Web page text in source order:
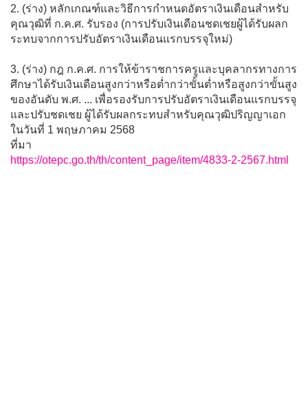
2. (ร่าง) หลักเกณฑ์และวิธีการกำหนดอัตราเงินเดือนสำหรับ
คุณวุฒิที่ ก.ค.ศ. รับรอง (การปรับเงินเดือนชดเชยผู้ได้รับผลก
ระทบจากการปรับอัตราเงินเดือนแรกบรรจุใหม่)
3. (ร่าง) กฎ ก.ค.ศ. การให้ข้าราชการครูและบุคลากรทางการ
ศึกษาได้รับเงินเดือนสูงกว่าหรือต่ำกว่าขั้นต่ำหรือสูงกว่าขั้นสูง
ของอันดับ พ.ศ. ... เพื่อรองรับการปรับอัตราเงินเดือนแรกบรรจุ
และปรับชดเชย ผู้ได้รับผลกระทบสำหรับคุณวุฒิปริญญาเอก
ในวันที่ 1 พฤษภาคม 2568
ที่มา
https://otepc.go.th/th/content_page/item/4833-2-2567.html